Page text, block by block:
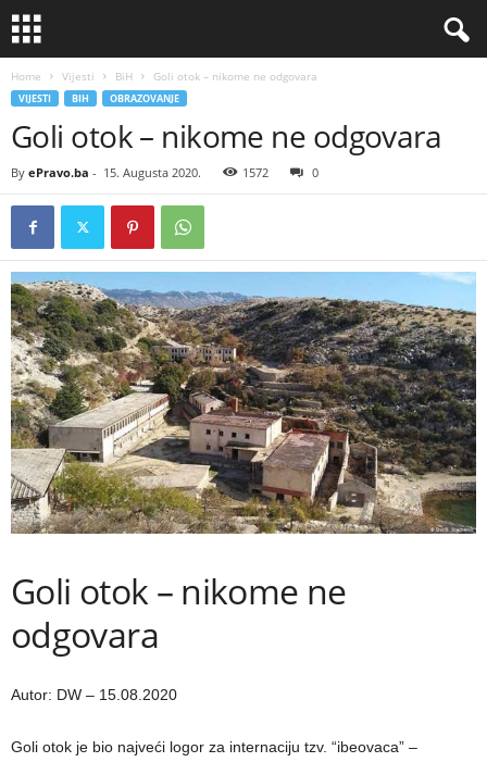
Home Vijesti BiH Goli otok – nikome ne odgovara
VIJESTI BIH OBRAZOVANJE
Goli otok – nikome ne odgovara
By ePravo.ba - 15. Augusta 2020. 1572 0
Goli otok – nikome ne
odgovara
Autor: DW – 15.08.2020
Goli otok je bio najveći logor za internaciju tzv. “ibeovaca” –